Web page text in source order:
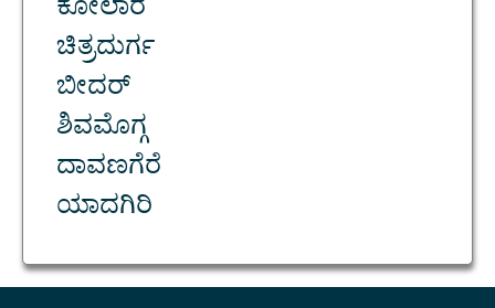
ಕೋಲಾರ
ಚಿತ್ರದುರ್ಗ
ಬೀದರ್
ಶಿವಮೊಗ್ಗ
ದಾವಣಗೆರೆ
ಯಾದಗಿರಿ